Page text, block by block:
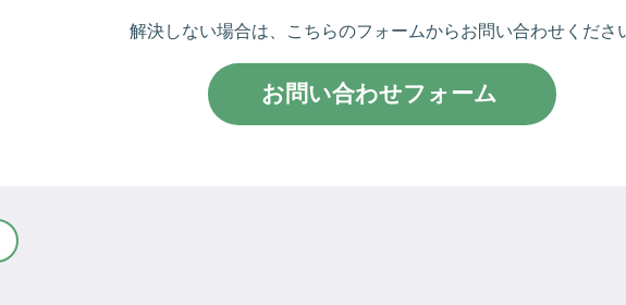
解決しない場合は、こちらのフォームからお問い合わせくださ
お問い合わせフォーム